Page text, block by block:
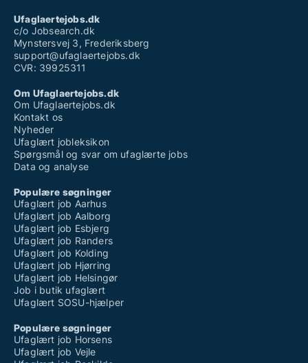
Vikar jobs ufaglært
Vikarbureau kolding ufaglært
Ufaglaertejobs.dk
c/o Jobsearch.dk
Mynstersvej 3, Frederiksberg
support@ufaglaertejobs.dk
CVR: 39925311
Om Ufaglaertejobs.dk
Om Ufaglaertejobs.dk
Kontakt os
Nyheder
Ufaglært jobleksikon
Spørgsmål og svar om ufaglærte jobs
Data og analyse
Populære søgninger
Ufaglært job Aarhus
Ufaglært job Aalborg
Ufaglært job Esbjerg
Ufaglært job Randers
Ufaglært job Kolding
Ufaglært job Hjørring
Ufaglært job Helsingør
Job i butik ufaglært
Ufaglært SOSU-hjælper
Populære søgninger
Ufaglært job Horsens
Ufaglært job Vejle